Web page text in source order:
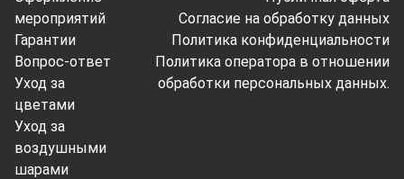
мероприятий
Гарантии
Вопрос-ответ
Уход за
цветами
Уход за
воздушными
шарами
Согласие на обработку данных
Политика конфиденциальности
Политика оператора в отношении
обработки персональных данных.